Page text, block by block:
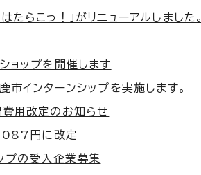
らこっ！」がリニューアルしました。
ョップを開催します
市インターンシップを実施します。
費用改定のお知らせ
円に改定
プの受入企業募集